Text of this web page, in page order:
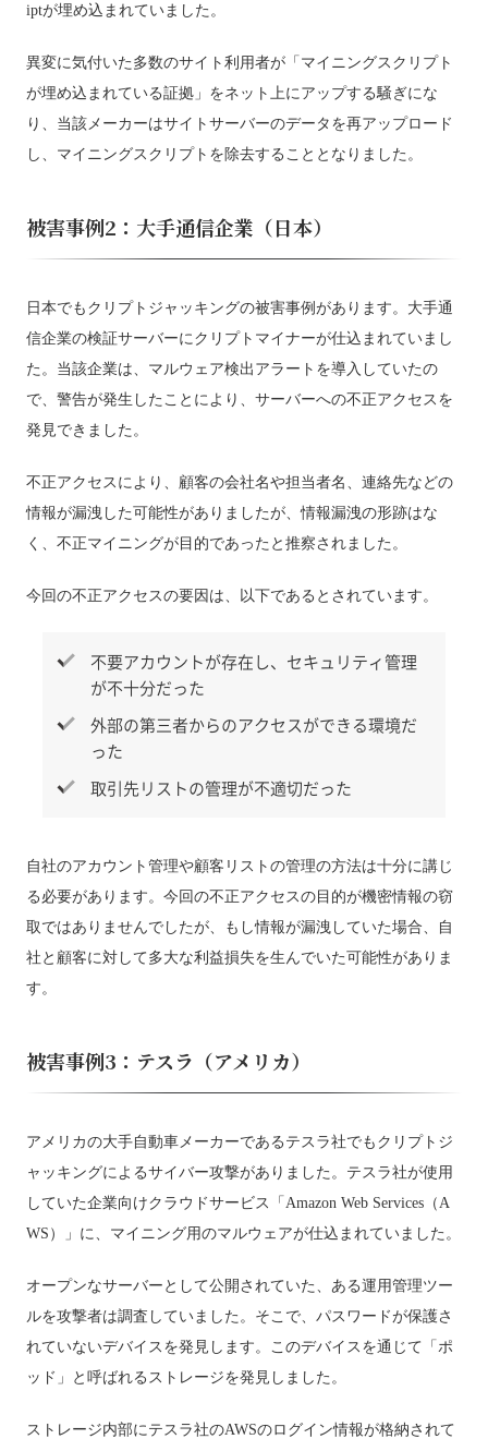
iptが埋め込まれていました。
異変に気付いた多数のサイト利用者が「マイニングスクリプト
が埋め込まれている証拠」をネット上にアップする騒ぎにな
り、当該メーカーはサイトサーバーのデータを再アップロード
し、マイニングスクリプトを除去することとなりました。
被害事例2：大手通信企業（日本）
日本でもクリプトジャッキングの被害事例があります。大手通
信企業の検証サーバーにクリプトマイナーが仕込まれていまし
た。当該企業は、マルウェア検出アラートを導入していたの
で、警告が発生したことにより、サーバーへの不正アクセスを
発見できました。
不正アクセスにより、顧客の会社名や担当者名、連絡先などの
情報が漏洩した可能性がありましたが、情報漏洩の形跡はな
く、不正マイニングが目的であったと推察されました。
今回の不正アクセスの要因は、以下であるとされています。
不要アカウントが存在し、セキュリティ管理
が不十分だった
外部の第三者からのアクセスができる環境だ
った
取引先リストの管理が不適切だった
自社のアカウント管理や顧客リストの管理の方法は十分に講じ
る必要があります。今回の不正アクセスの目的が機密情報の窃
取ではありませんでしたが、もし情報が漏洩していた場合、自
社と顧客に対して多大な利益損失を生んでいた可能性がありま
す。
被害事例3：テスラ（アメリカ）
アメリカの大手自動車メーカーであるテスラ社でもクリプトジ
ャッキングによるサイバー攻撃がありました。テスラ社が使用
していた企業向けクラウドサービス「Amazon Web Services（A
WS）」に、マイニング用のマルウェアが仕込まれていました。
オープンなサーバーとして公開されていた、ある運用管理ツー
ルを攻撃者は調査していました。そこで、パスワードが保護さ
れていないデバイスを発見します。このデバイスを通じて「ポ
ッド」と呼ばれるストレージを発見しました。
ストレージ内部にテスラ社のAWSのログイン情報が格納されて